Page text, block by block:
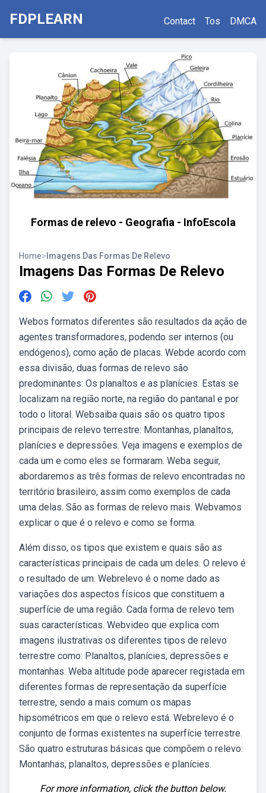
FDPLEARN Contact Tos DMCA
Formas de relevo - Geografia - InfoEscola
Home> Imagens Das Formas De Relevo
Imagens Das Formas De Relevo
Webos formatos diferentes são resultados da ação de
agentes transformadores, podendo ser internos (ou
endógenos), como ação de placas. Webde acordo com
essa divisão, duas formas de relevo são
predominantes: Os planaltos e as planícies. Estas se
localizam na região norte, na região do pantanal e por
todo o litoral. Websaiba quais são os quatro tipos
principais de relevo terrestre: Montanhas, planaltos,
planícies e depressões. Veja imagens e exemplos de
cada um e como eles se formaram. Weba seguir,
abordaremos as três formas de relevo encontradas no
território brasileiro, assim como exemplos de cada
uma delas. São as formas de relevo mais. Webvamos
explicar o que é o relevo e como se forma.
Além disso, os tipos que existem e quais são as
características principais de cada um deles. O relevo é
o resultado de um. Webrelevo é o nome dado as
variações dos aspectos físicos que constituem a
superfície de uma região. Cada forma de relevo tem
suas características. Webvideo que explica com
imagens ilustrativas os diferentes tipos de relevo
terrestre como: Planaltos, planícies, depressões e
montanhas. Weba altitude pode aparecer registada em
diferentes formas de representação da superfície
terrestre, sendo a mais comum os mapas
hipsométricos em que o relevo está. Webrelevo é o
conjunto de formas existentes na superfície terrestre.
São quatro estruturas básicas que compõem o relevo:
Montanhas, planaltos, depressões e planícies.
For more information, click the button below.